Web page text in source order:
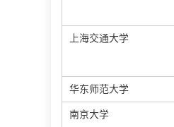
上海交通大学
华东师范大学
南京大学